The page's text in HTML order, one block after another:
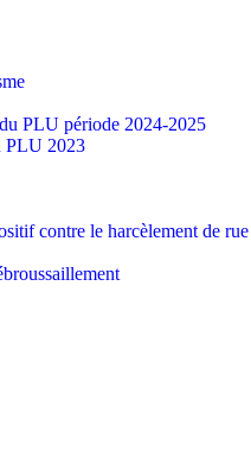
PLU période 2024-2025
PLU 2023
contre le harcèlement de rue